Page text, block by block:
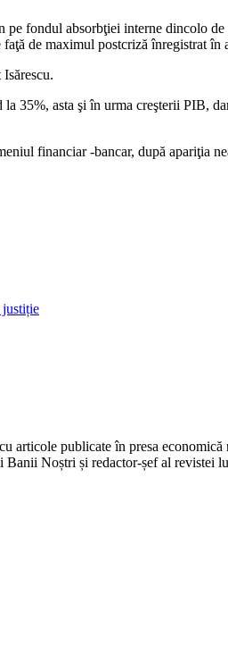
fondul absorbţiei interne dincolo
de maximul postcriză înregistrat
35%, asta şi în urma creşterii PIB,
financiar -bancar, după apariţia
articole publicate în presa
Noștri și redactor-șef al revistei